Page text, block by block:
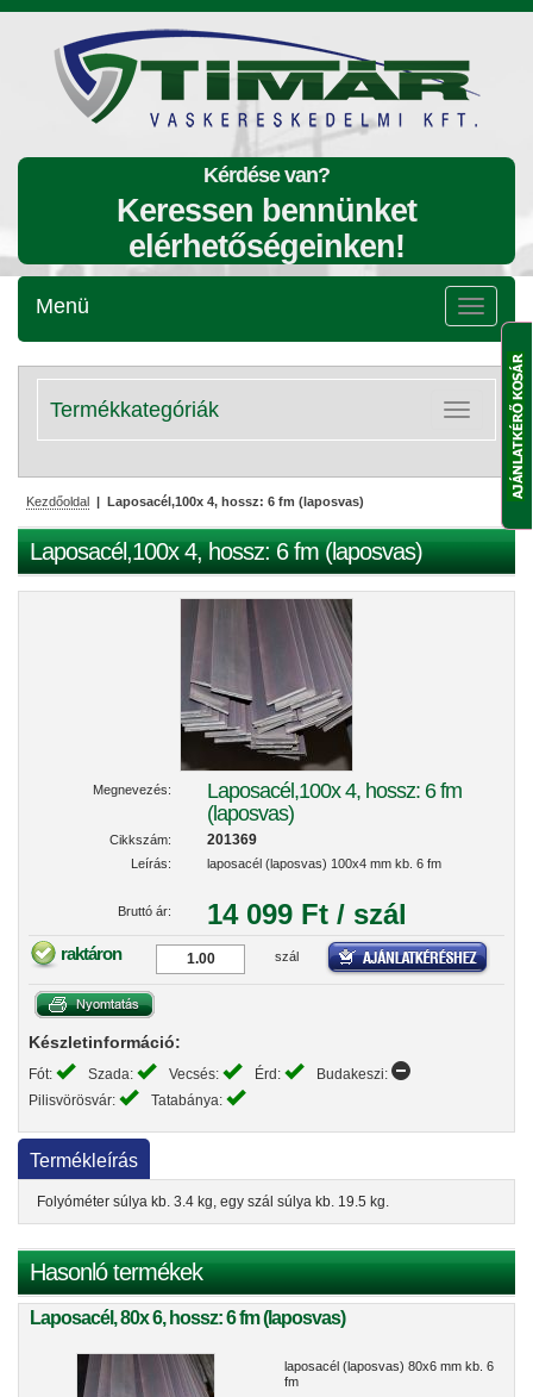
Kérdése van?
Keressen bennünket
elérhetőségeinken!
Menü
Menü
Kategóriák
lenyitása
Termékkategóriák
Kezdőoldal | Laposacél,100x 4, hossz: 6 fm (laposvas)
Laposacél,100x 4, hossz: 6 fm (laposvas)
Megnevezés:
Laposacél,100x 4, hossz: 6 fm
(laposvas)
Cikkszám: 201369
Leírás: laposacél (laposvas) 100x4 mm kb. 6 fm
Bruttó ár: 14 099 Ft / szál
raktáron szál
Készletinformáció:
Fót: Szada: Vecsés: Érd:
Budakeszi:
Pilisvörösvár:
Tatabánya:
Termékleírás
Folyóméter súlya kb. 3.4 kg, egy szál súlya kb. 19.5 kg.
Hasonló termékek
Laposacél, 80x 6, hossz: 6 fm (laposvas)
laposacél (laposvas) 80x6 mm kb. 6
fm